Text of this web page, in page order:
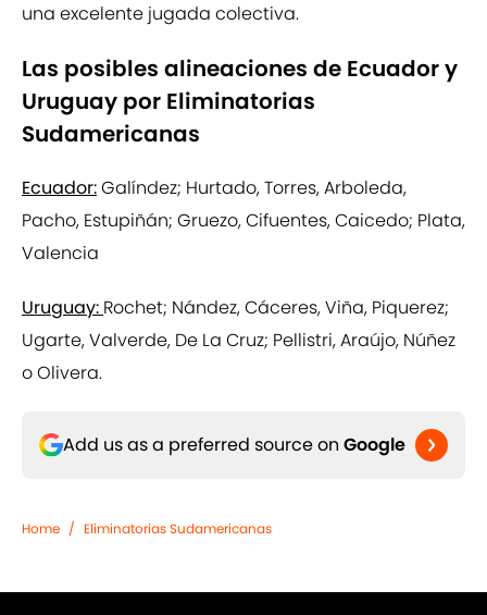
una excelente jugada colectiva.
Las posibles alineaciones de Ecuador y
Uruguay por Eliminatorias
Sudamericanas
Ecuador:Galíndez; Hurtado, Torres, Arboleda,
Pacho, Estupiñán; Gruezo, Cifuentes, Caicedo; Plata,
Valencia
Uruguay: Rochet; Nández, Cáceres, Viña, Piquerez;
Ugarte, Valverde, De La Cruz; Pellistri, Araújo, Núñez
o Olivera.
Add us as a preferred source on Google
Home / Eliminatorias Sudamericanas